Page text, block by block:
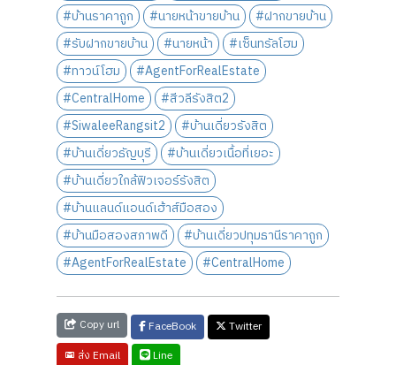
#บ้านราคาถูก
#นายหน้าขายบ้าน
#ฝากขายบ้าน
#รับฝากขายบ้าน
#นายหน้า
#เซ็นทรัลโฮม
#ทาวน์โฮม
#AgentForRealEstate
#CentralHome
#สีวลีรังสิต2
#SiwaleeRangsit2
#บ้านเดี่ยวรังสิต
#บ้านเดี่ยวธัญบุรี
#บ้านเดี่ยวเนื้อที่เยอะ
#บ้านเดี่ยวใกล้ฟิวเจอร์รังสิต
#บ้านแลนด์แอนด์เฮ้าส์มือสอง
#บ้านมือสองสภาพดี
#บ้านเดี่ยวปทุมธานีราคาถูก
#AgentForRealEstate
#CentralHome
Copy url FaceBook
Twitter
ส่ง Email
Line